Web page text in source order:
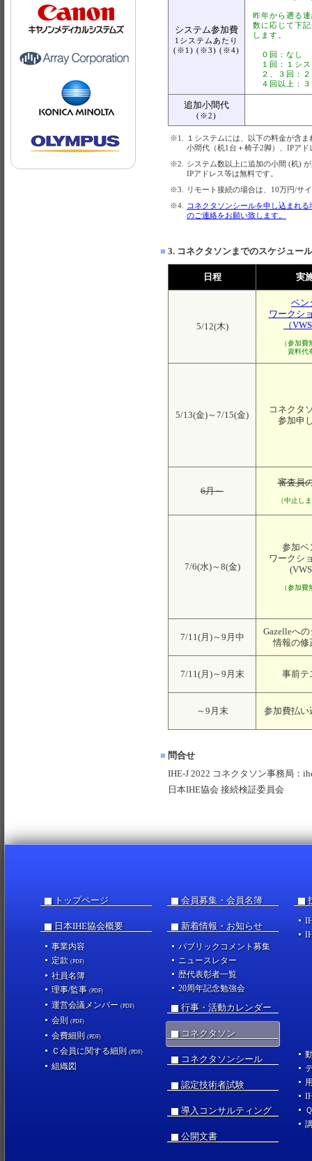
システム参加費
1システムあたり
(※1) (※3) (※4)
昨年から遡る
数に応じて下
します。
０回：なし
１回：１シス
２、３回：２
４回以上：３
追加小間代
(※2)
※1.
１システムには、以下の料金が含ま
小間代（机1台＋椅子2脚）、IPア
※2.
システム数以上に追加の小間 (机)
IPアドレス等は無料です。
※3.
リモート接続の場合は、10万円/サ
※4.
コネクタソンシールを申し込まれ
のご連絡をお願い致します。
■ 3. コネクタソンまでのスケジュール
日程 実
5/12(木)
ベン
ワークシ
（
（参加費
資料代
5/13(金)～7/15(金)
コネクタ
参加申
6月～
審査員
（中止し
7/6(水)～8(金)
参加ベ
ワークシ
（参加費
7/11(月)～9月中
Gazelleへ
情報の修
7/11(月)～9月末 事前テ
～9月末 参加費払い
■ 問合せ
IHE-J 2022 コネクタソン事務局：
日本IHE協会 接続検証委員会
トップページ
日本IHE協会概要
事業内容
定款 (PDF)
社員名簿
理事/監事 (PDF)
運営会議メンバー (PDF)
会則 (PDF)
会費細則 (PDF)
Ｃ会員に関する細則 (PDF)
組織図
会員募集・会員名簿
新着情報・お知らせ
パブリックコメント募集
ニュースレター
歴代表彰者一覧
20周年記念勉強会
行事・活動カレンダー
コネクタソン
コネクタソンシール
認定技術者試験
導入コンサルティング
公開文書